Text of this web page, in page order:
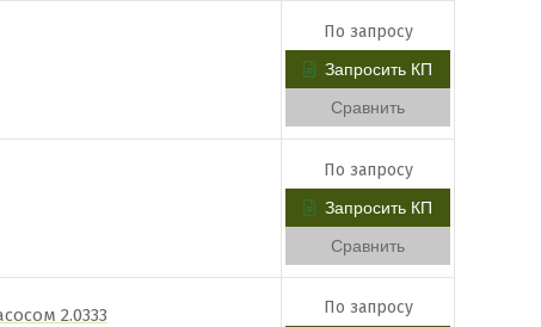
По запросу
Запросить КП
Сравнить
По запросу
Запросить КП
Сравнить
2.0333 По запросу